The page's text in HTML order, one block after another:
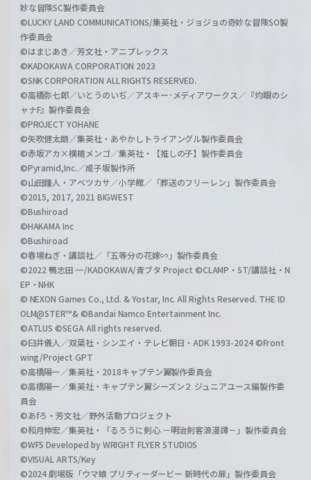
妙な冒険SC製作委員会
©LUCKY LAND COMMUNICATIONS/集英社・ジョジョの奇妙な冒険SO製
作委員会
©はまじあき／芳文社・アニプレックス
©KADOKAWA CORPORATION 2023
©SNK CORPORATION ALL RIGHTS RESERVED.
©高橋弥七郎／いとうのいぢ／アスキー･メディアワークス／『灼眼のシ
ャナF』製作委員会
©PROJECT YOHANE
©矢吹健太朗／集英社・あやかしトライアングル製作委員会
©赤坂アカ×横槍メンゴ／集英社・【推しの子】製作委員会
©Pyramid,Inc.／成子坂製作所
©山田鐘人・アベツカサ／小学館／「葬送のフリーレン」製作委員会
©2015, 2017, 2021 BIGWEST
©Bushiroad
©HAKAMA Inc
©Bushiroad
©春場ねぎ・講談社／「五等分の花嫁∽」製作委員会
©2022 鴨志田 一/KADOKAWA/青ブタ Project ©CLAMP・ST/講談社・N
EP・NHK
© NEXON Games Co., Ltd. & Yostar, Inc. All Rights Reserved. THE ID
OLM@STER™& ©Bandai Namco Entertainment Inc.
©ATLUS ©SEGA All rights reserved.
©臼井儀人／双葉社・シンエイ・テレビ朝日・ADK 1993-2024 ©Front
wing/Project GPT
©高橋陽一／集英社・2018キャプテン翼製作委員会
©高橋陽一／集英社・キャプテン翼シーズン２ ジュニアユース編製作委
員会
©あfろ・芳文社／野外活動プロジェクト
©和月伸宏／集英社・「るろうに剣心 －明治剣客浪漫譚－」製作委員会
©WFS Developed by WRIGHT FLYER STUDIOS
©VISUAL ARTS/Key
©2024 劇場版「ウマ娘 プリティーダービー 新時代の扉」製作委員会